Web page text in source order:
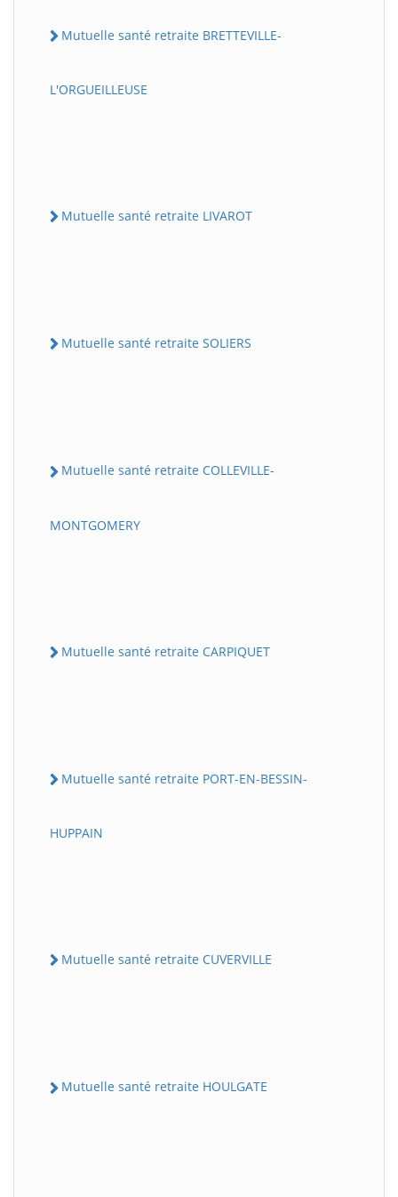
Mutuelle santé retraite BRETTEVILLE-
L'ORGUEILLEUSE
Mutuelle santé retraite LIVAROT
Mutuelle santé retraite SOLIERS
Mutuelle santé retraite COLLEVILLE-
MONTGOMERY
Mutuelle santé retraite CARPIQUET
Mutuelle santé retraite PORT-EN-BESSIN-
HUPPAIN
Mutuelle santé retraite CUVERVILLE
Mutuelle santé retraite HOULGATE